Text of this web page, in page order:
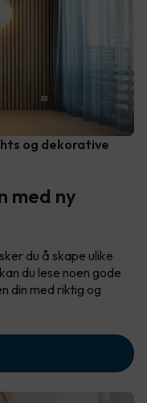
og dekorative
med ny
du å skape ulike
du lese noen gode
din med riktig og